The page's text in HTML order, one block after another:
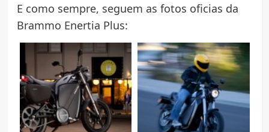
E como sempre, seguem as fotos oficias da
Brammo Enertia Plus: